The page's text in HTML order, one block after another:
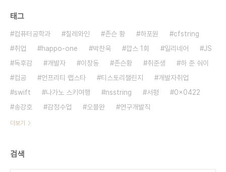
태그
컴퓨터공학과 칠레와인 존슨 황 하포원
cfstring
취업
happo-one 박찬욱 깝스 1회 일리네어
JS
독후감
개발자 이창동 존슨황 취준생
하 준 숴이
컴공
언프리티 랩스타 티스토리챌린지
개발자취업
swift
나가노 스키여행 nsstring 서평
0x0422
송강호
감정수업 오블완 연구개발직
더보기
검색